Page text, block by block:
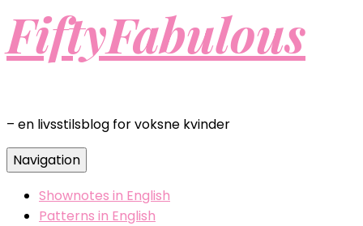
FiftyFabulous
– en livsstilsblog for voksne kvinder
Navigation
Shownotes in English
Patterns in English